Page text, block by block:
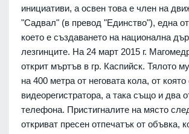
инициативи, а освен това е член на
"Садвал" (в превод "Единство"), една
което е създаването на национална
лезгинците. На 24 март 2015 г.
открит мъртъв в гр. Каспийск. Тялото
на 400 метра от неговата кола, от която
видеорегистратора, а така също и два
телефона. Пристигналите на място
откриват пресен отпечатък от объвка,